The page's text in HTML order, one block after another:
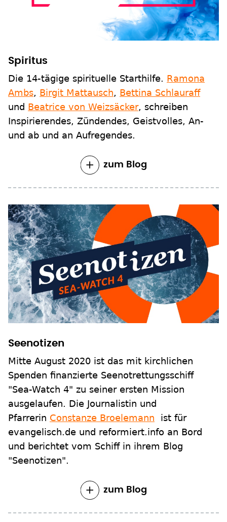
Spiritus
Die 14-tägige spirituelle Starthilfe. Ramona
Ambs, Birgit Mattausch, Bettina Schlauraff
und Beatrice von Weizsäcker, schreiben
Inspirierendes, Zündendes, Geistvolles, An-
und ab und an Aufregendes.
zum Blog
Seenotizen
Mitte August 2020 ist das mit kirchlichen
Spenden finanzierte Seenotrettungsschiff
"Sea-Watch 4" zu seiner ersten Mission
ausgelaufen. Die Journalistin und
Pfarrerin Constanze Broelemann ist für
evangelisch.de und reformiert.info an Bord
und berichtet vom Schiff in ihrem Blog
"Seenotizen".
zum Blog